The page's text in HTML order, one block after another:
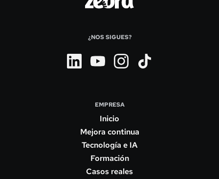
¿NOS SIGUES?
EMPRESA
Inicio
Mejora continua
Tecnología e IA
Formación
Casos reales